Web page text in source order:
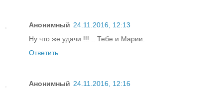
Анонимный 24.11.2016, 12:13
Ну что же удачи !!! .. Тебе и Марии.
Ответить
Анонимный 24.11.2016, 12:16